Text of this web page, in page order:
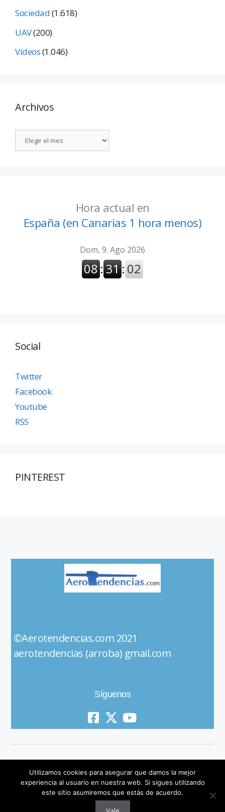
Sociedad(1.618)
UAV(200)
Vídeos(1.046)
Archivos
Hora actual en
España (en Canarias 1 hora menos)
Social
Twitter
Facebook
Youtube
RSS
PINTEREST
©Aerotendencias.com 2021
aerotendencias (arroba) gmail.com
Síguenos
© 2019 All Rights Reserved
Utilizamos cookies para asegurar que damos la mejor
experiencia al usuario en nuestra web. Si sigues utilizando
este sitio asumiremos que estás de acuerdo.